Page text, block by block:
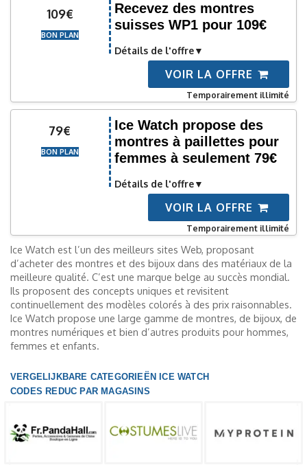
109€
BON PLAN
Recevez des montres
suisses WP1 pour 109€
Détails de l'offre
VOIR LA OFFRE
Temporairement illimité
79€
BON PLAN
Ice Watch propose des
montres à paillettes pour
femmes à seulement 79€
Détails de l'offre
VOIR LA OFFRE
Temporairement illimité
Ice Watch est l’un des meilleurs sites Web, proposant
d’acheter des montres et des bijoux dans des matériaux de la
meilleure qualité. C’est une marque belge au succès mondial.
Ils proposent des concepts uniques et revisitent
continuellement des modèles colorés à des prix raisonnables.
Ice Watch propose une large gamme de montres, de bijoux, de
montres numériques et bien d’autres produits pour hommes,
femmes et enfants.
VERGELIJKBARE CATEGORIEËN ICE WATCH
CODES REDUC PAR MAGASINS